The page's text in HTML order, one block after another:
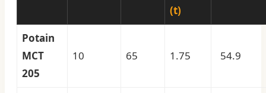
(t)
Potain
MCT
205
10 65 1.75 54.9